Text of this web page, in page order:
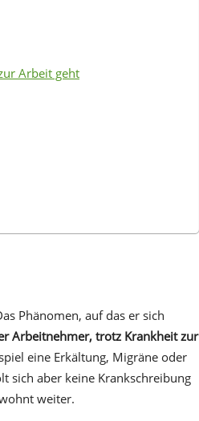
Arbeit geht
Phänomen, auf das er sich
Arbeitnehmer, trotz Krankheit zur
eine Erkältung, Migräne oder
sich aber keine Krankschreibung
weiter.